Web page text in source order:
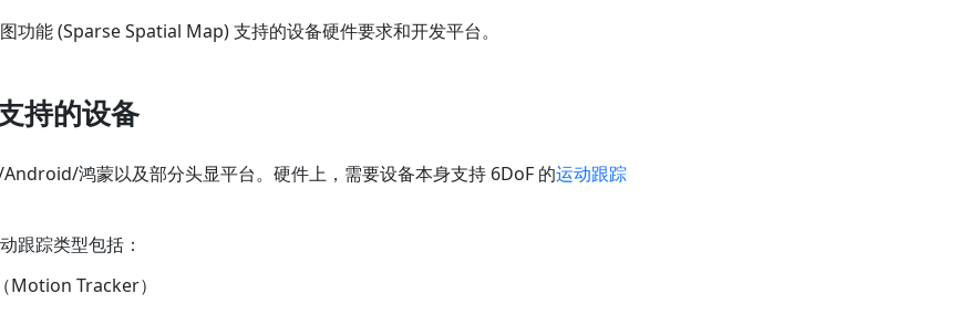
功能 (Sparse Spatial Map) 支持的设备硬件要求和开发平台。
持的设备
鸿蒙以及部分头显平台。硬件上，需要设备本身支持 6DoF 的运动跟踪
跟踪类型包括：
Motion Tracker）